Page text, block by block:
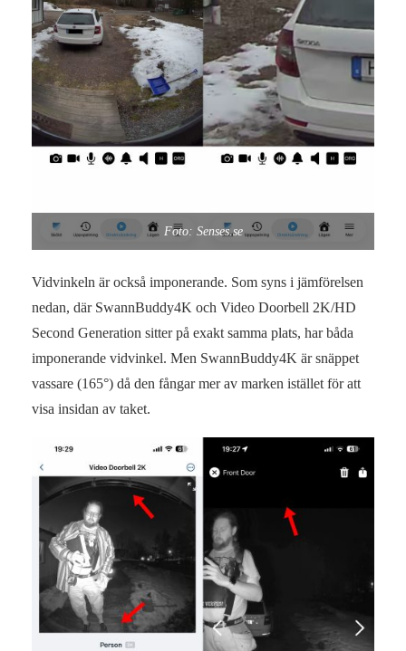
Foto: Senses.se
Vidvinkeln är också imponerande. Som syns i jämförelsen
nedan, där SwannBuddy4K och Video Doorbell 2K/HD
Second Generation sitter på exakt samma plats, har båda
imponerande vidvinkel. Men SwannBuddy4K är snäppet
vassare (165°) då den fångar mer av marken istället för att
visa insidan av taket.